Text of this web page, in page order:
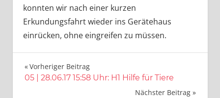
konnten wir nach einer kurzen
Erkundungsfahrt wieder ins Gerätehaus
einrücken, ohne eingreifen zu müssen.
Beitragsnavigation
Vorheriger Beitrag
05 | 28.06.17 15:58 Uhr: H1 Hilfe für Tiere
Nächster Beitrag